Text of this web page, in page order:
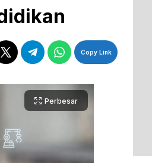
Copy Link
Perbesar